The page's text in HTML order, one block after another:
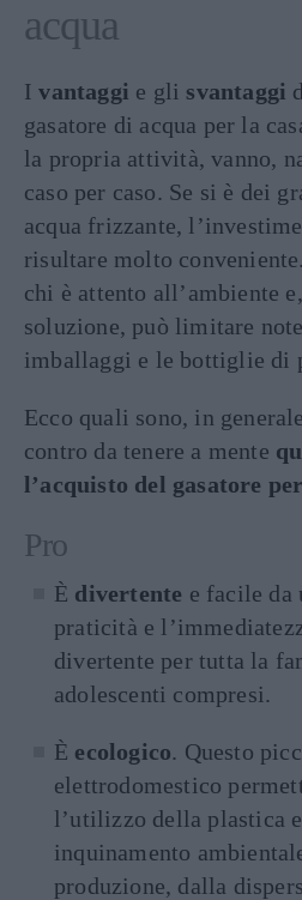
acqua
Ivantaggi e gli svantaggi
gasatore di acqua per la
la propria attività, vanno,
caso per caso. Se si è dei
acqua frizzante,
risultare molto
chi è attento all’ambiente
soluzione, può limitare
imballaggi e le bottiglie di
Ecco quali sono, in
contro da tenere a mente
l’acquisto del gasatore
Pro
È divertente e facile da
praticità e
divertente per tutta la
adolescenti compresi.
È ecologico. Questo
elettrodomestico
l’utilizzo della plastica
inquinamento
produzione, dalla